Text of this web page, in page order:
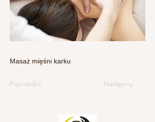
Masaż mięśni karku
Poprzedni Następny